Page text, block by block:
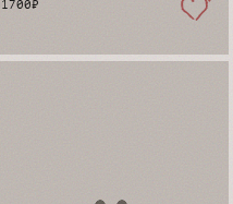
1700₽